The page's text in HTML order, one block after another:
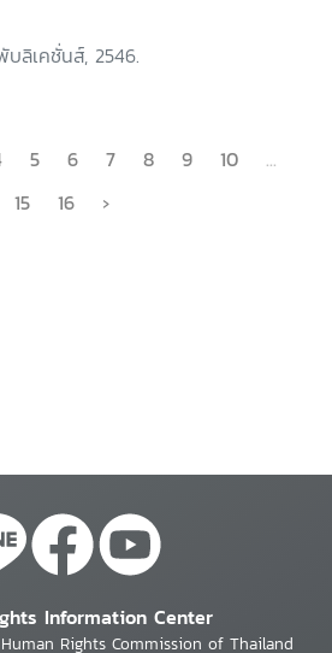
ลิเคชั่นส์, 2546.
5 6 7 8 9 10
...
15
16 ›
Information Center
Rights Commission of Thailand